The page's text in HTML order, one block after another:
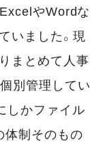
やWordな
いました。現
まとめて人事
別管理してい
しかファイル
体制そのもの